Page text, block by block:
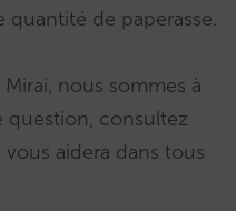
de paperasse.
nous sommes à
question, consultez
aidera dans tous